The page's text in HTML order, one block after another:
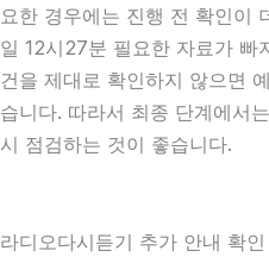
요한 경우에는 진행 전 확인이
일 12시27분 필요한 자료가 빠
건을 제대로 확인하지 않으면
습니다. 따라서 최종 단계에서
시 점검하는 것이 좋습니다.
라디오다시듣기 추가 안내 확